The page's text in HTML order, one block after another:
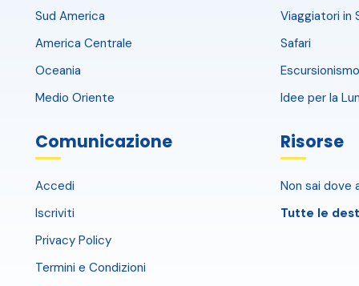
Sud America
America Centrale
Oceania
Medio Oriente
Viaggiatori in
Safari
Idee per la
Comunicazione
Accedi
Iscriviti
Privacy Policy
Termini e Condizioni
Risorse
Non sai dove
Tutte le